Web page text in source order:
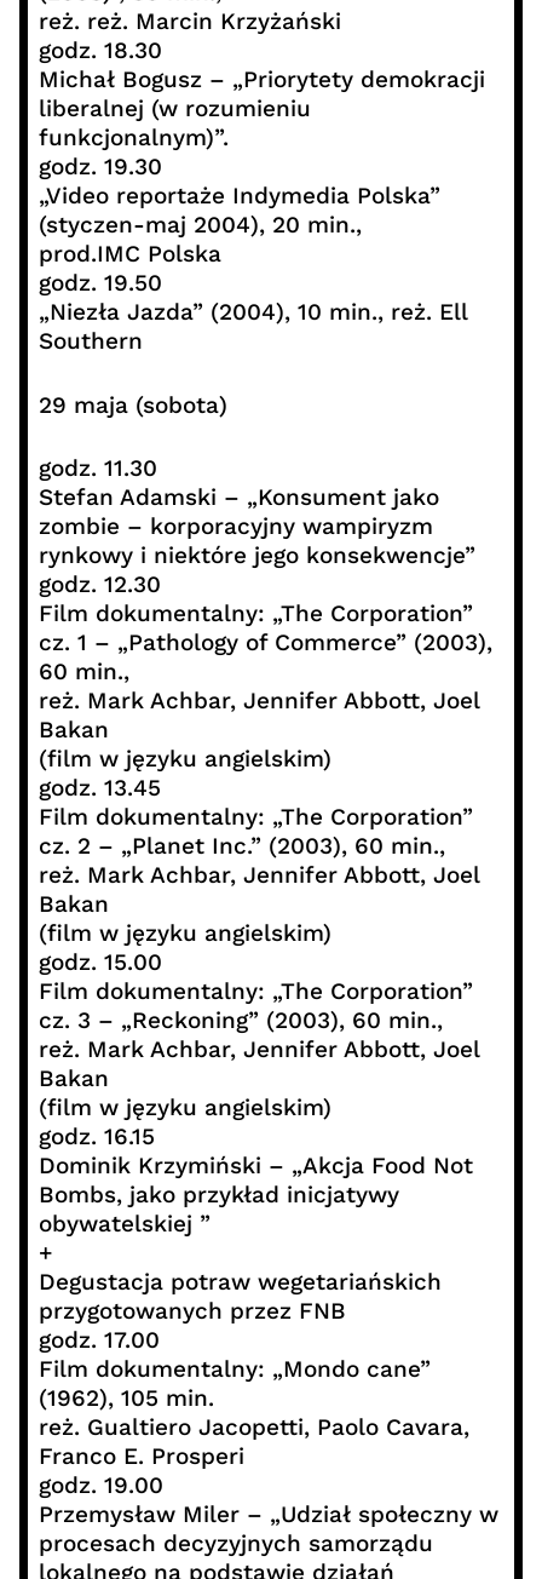
reż. reż. Marcin Krzyżański
godz. 18.30
Michał Bogusz – „Priorytety demokracji
liberalnej (w rozumieniu
funkcjonalnym)”.
godz. 19.30
„Video reportaże Indymedia Polska”
(styczen-maj 2004), 20 min.,
prod.IMC Polska
godz. 19.50
„Niezła Jazda” (2004), 10 min., reż. Ell
Southern
29 maja (sobota)
godz. 11.30
Stefan Adamski – „Konsument jako
zombie – korporacyjny wampiryzm
rynkowy i niektóre jego konsekwencje”
godz. 12.30
Film dokumentalny: „The Corporation”
cz. 1 – „Pathology of Commerce” (2003),
60 min.,
reż. Mark Achbar, Jennifer Abbott, Joel
Bakan
(film w języku angielskim)
godz. 13.45
Film dokumentalny: „The Corporation”
cz. 2 – „Planet Inc.” (2003), 60 min.,
reż. Mark Achbar, Jennifer Abbott, Joel
Bakan
(film w języku angielskim)
godz. 15.00
Film dokumentalny: „The Corporation”
cz. 3 – „Reckoning” (2003), 60 min.,
reż. Mark Achbar, Jennifer Abbott, Joel
Bakan
(film w języku angielskim)
godz. 16.15
Dominik Krzymiński – „Akcja Food Not
Bombs, jako przykład inicjatywy
obywatelskiej ”
+
Degustacja potraw wegetariańskich
przygotowanych przez FNB
godz. 17.00
Film dokumentalny: „Mondo cane”
(1962), 105 min.
reż. Gualtiero Jacopetti, Paolo Cavara,
Franco E. Prosperi
godz. 19.00
Przemysław Miler – „Udział społeczny w
procesach decyzyjnych samorządu
lokalnego na podstawie działań